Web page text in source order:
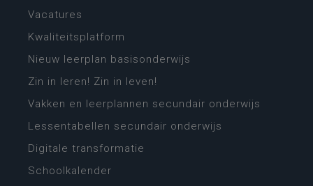
Vacatures
Kwaliteitsplatform
Nieuw leerplan basisonderwijs
Zin in leren! Zin in leven!
Vakken en leerplannen secundair onderwijs
Lessentabellen secundair onderwijs
Digitale transformatie
Schoolkalender